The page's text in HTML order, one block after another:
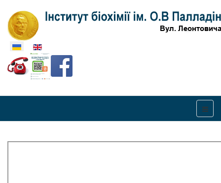
Оберіть свою мову